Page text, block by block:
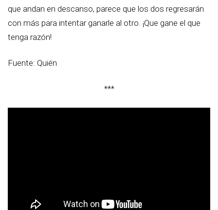
que andan en descanso, parece que los dos regresarán
con más para intentar ganarle al otro. ¡Que gane el que
tenga razón!
Fuente: Quién
***